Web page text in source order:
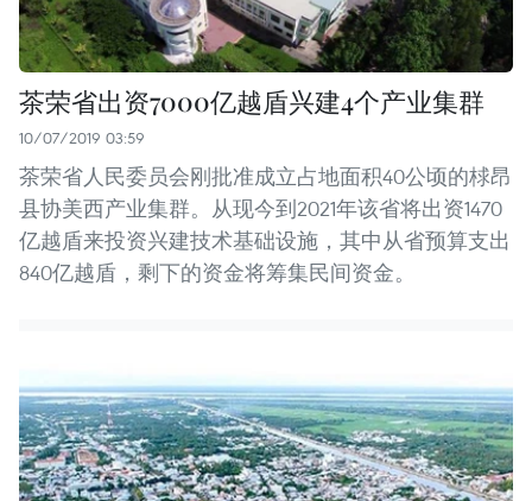
茶荣省出资7000亿越盾兴建4个产业集群
10/07/2019 03:59
茶荣省人民委员会刚批准成立占地面积40公顷的梂昂
县协美西产业集群。从现今到2021年该省将出资1470
亿越盾来投资兴建技术基础设施，其中从省预算支出
840亿越盾，剩下的资金将筹集民间资金。